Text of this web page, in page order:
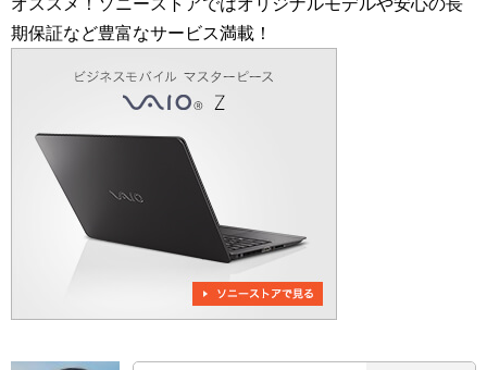
オススメ！ソニーストアではオリジナルモデルや安心の長
期保証など豊富なサービス満載！